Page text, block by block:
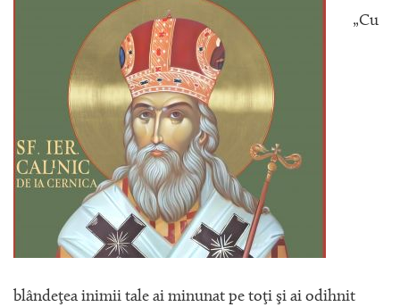
„Cu
blândeţea inimii tale ai minunat pe toţi şi ai odihnit